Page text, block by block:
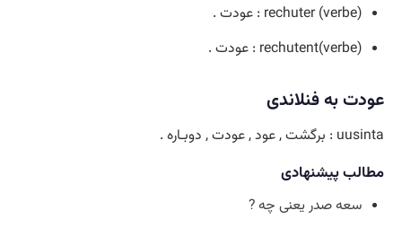
(rechuter (verbe : عودت .
(rechutent(verbe : عودت .
عودت به فنلاندی
uusinta : برگشت , عود , عودت , دوبـاره .
مطالب پیشنهادی
سعه صدر یعنی چه ?